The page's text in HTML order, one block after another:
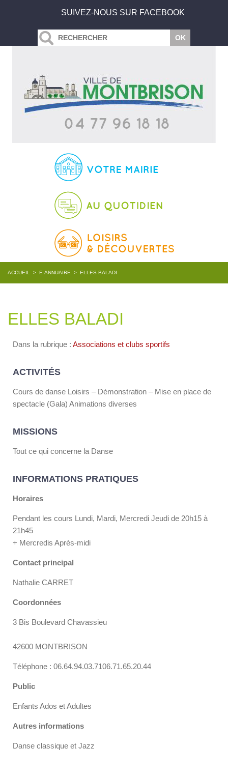
SUIVEZ-NOUS SUR FACEBOOK
ACCUEIL > E-ANNUAIRE > ELLES BALADI
ELLES BALADI
Dans la rubrique : Associations et clubs sportifs
ACTIVITÉS
Cours de danse Loisirs – Démonstration – Mise en place de
spectacle (Gala) Animations diverses
MISSIONS
Tout ce qui concerne la Danse
INFORMATIONS PRATIQUES
Horaires
Pendant les cours Lundi, Mardi, Mercredi Jeudi de 20h15 à
21h45
+ Mercredis Après-midi
Contact principal
Nathalie CARRET
Coordonnées
3 Bis Boulevard Chavassieu
42600 MONTBRISON
Téléphone : 06.64.94.03.7106.71.65.20.44
Public
Enfants Ados et Adultes
Autres informations
Danse classique et Jazz